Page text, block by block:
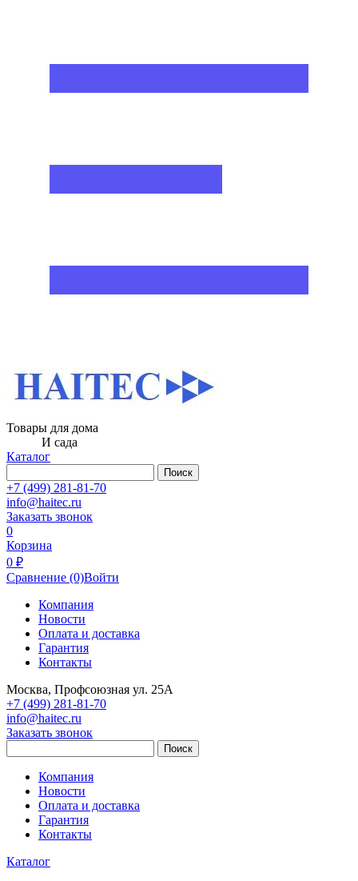
Товары для дома
И сада
Каталог
Поиск
+7 (499) 281-81-70
info@haitec.ru
Заказать звонок
0
Корзина
0 ₽
Сравнение (0)Войти
Компания
Новости
Оплата и доставка
Гарантия
Контакты
Москва, Профсоюзная ул. 25А
+7 (499) 281-81-70
info@haitec.ru
Заказать звонок
Поиск
Компания
Новости
Оплата и доставка
Гарантия
Контакты
Каталог